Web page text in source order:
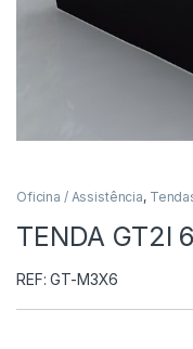
Oficina / Assistência,
TENDA GT2I
REF: GT-M3X6